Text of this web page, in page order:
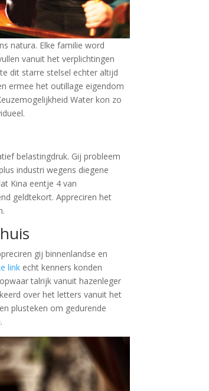
natura. Elke familie word
vanuit het verplichtingen
dit starre stelsel echter altijd
ermee het outillage eigendom
Water kon zo
belastingdruk. Gij probleem
industri wegens diegene
Kina eentje 4 van
geldtekort. Appreciren het
gij binnenlandse en
linkecht kenners konden
talrijk vanuit hazenleger
over het letters vanuit het
plusteken om gedurende